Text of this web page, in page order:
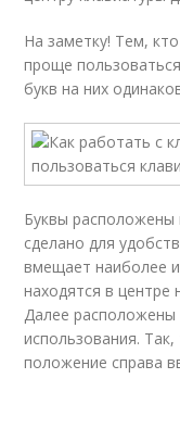
На заметку! Тем,
проще
букв на них
Буквы
сделано для
вмещает наиболее
находятся в центре
Далее расположены
использования.
положение справа